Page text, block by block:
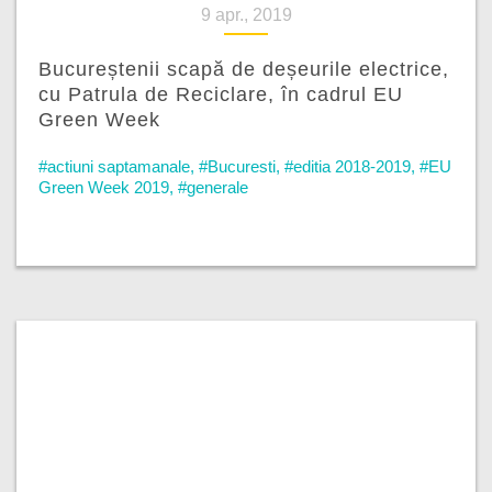
9 apr., 2019
Bucureștenii scapă de deșeurile electrice,
cu Patrula de Reciclare, în cadrul EU
Green Week
#actiuni saptamanale, #Bucuresti, #editia 2018-2019, #EU
Green Week 2019, #generale